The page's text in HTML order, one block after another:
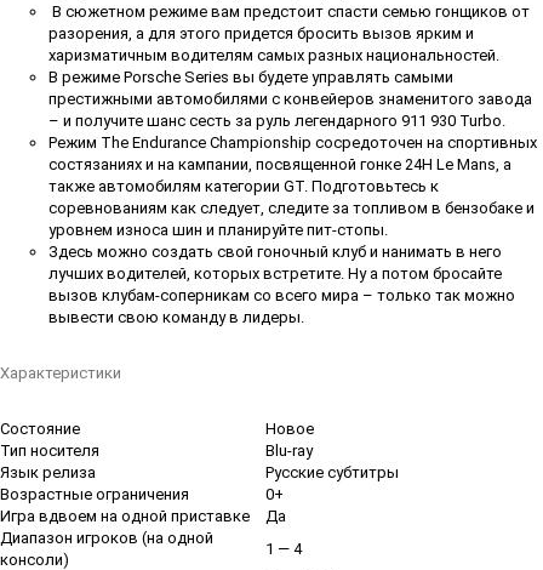
В сюжетном режиме вам предстоит спасти семью гонщиков от
разорения, а для этого придется бросить вызов ярким и
харизматичным водителям самых разных национальностей.
В режиме Porsche Series вы будете управлять самыми
престижными автомобилями с конвейеров знаменитого завода
– и получите шанс сесть за руль легендарного 911 930 Turbo.
Режим The Endurance Championship сосредоточен на спортивных
состязаниях и на кампании, посвященной гонке 24H Le Mans, а
также автомобилям категории GT. Подготовьтесь к
соревнованиям как следует, следите за топливом в бензобаке и
уровнем износа шин и планируйте пит-стопы.
Здесь можно создать свой гоночный клуб и нанимать в него
лучших водителей, которых встретите. Ну а потом бросайте
вызов клубам-соперникам со всего мира – только так можно
вывести свою команду в лидеры.
Характеристики
Состояние
Новое
Тип носителя
Blu-ray
Язык релиза
Русские субтитры
Возрастные ограничения
0+
Игра вдвоем на одной приставке
Да
Диапазон игроков (на одной
консоли)
1 — 4